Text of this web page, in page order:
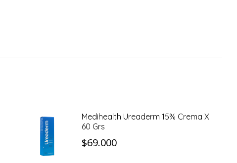
Medihealth Ureaderm 15% Crema X
60 Grs
$69.000